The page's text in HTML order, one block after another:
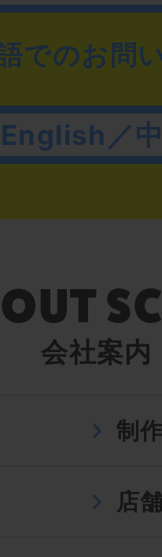
でのお問
English／
会社案内
制
店